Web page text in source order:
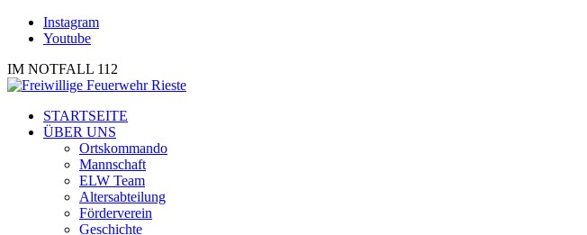
Instagram
Youtube
IM NOTFALL 112
STARTSEITE
ÜBER UNS
Ortskommando
Mannschaft
ELW Team
Altersabteilung
Förderverein
Geschichte